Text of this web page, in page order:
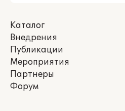
Каталог
Внедрения
Публикации
Мероприятия
Партнеры
Форум